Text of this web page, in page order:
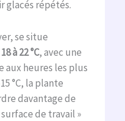
glacés répétés.
se situe
18 à 22 °C, avec une
aux heures les plus
°C, la plante
davantage de
de travail »